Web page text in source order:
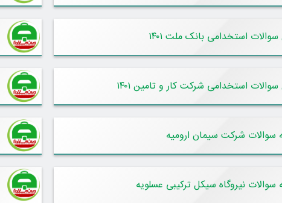
استخدامی بانک ملت ۱۴۰۱
استخدامی شرکت کار و تامین ۱۴۰۱
سوالات شرکت سیمان ارومیه
سوالات نیروگاه سیکل ترکیبی عسلویه